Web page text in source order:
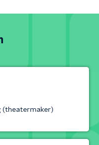
(theatermaker)